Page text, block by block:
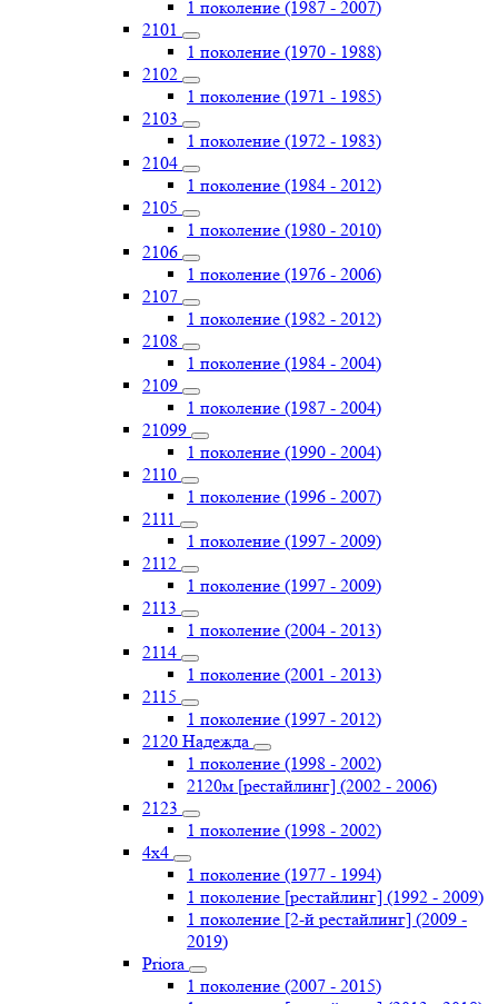
1 поколение (1987 - 2007)
2101
1 поколение (1970 - 1988)
2102
1 поколение (1971 - 1985)
2103
1 поколение (1972 - 1983)
2104
1 поколение (1984 - 2012)
2105
1 поколение (1980 - 2010)
2106
1 поколение (1976 - 2006)
2107
1 поколение (1982 - 2012)
2108
1 поколение (1984 - 2004)
2109
1 поколение (1987 - 2004)
21099
1 поколение (1990 - 2004)
2110
1 поколение (1996 - 2007)
2111
1 поколение (1997 - 2009)
2112
1 поколение (1997 - 2009)
2113
1 поколение (2004 - 2013)
2114
1 поколение (2001 - 2013)
2115
1 поколение (1997 - 2012)
2120 Надежда
1 поколение (1998 - 2002)
2120м [рестайлинг] (2002 - 2006)
2123
1 поколение (1998 - 2002)
4х4
1 поколение (1977 - 1994)
1 поколение [рестайлинг] (1992 - 2009)
1 поколение [2-й рестайлинг] (2009 -
2019)
Priоra
1 поколение (2007 - 2015)